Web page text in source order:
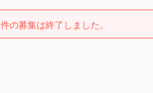
の募集は終了しました。